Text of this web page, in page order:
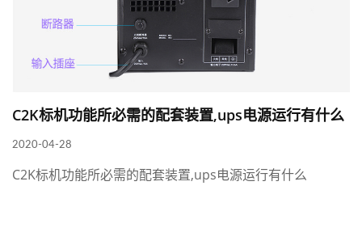
C2K标机功能所必需的配套装置,ups电源运行有什么
2020-04-28
C2K标机功能所必需的配套装置,ups电源运行有什么